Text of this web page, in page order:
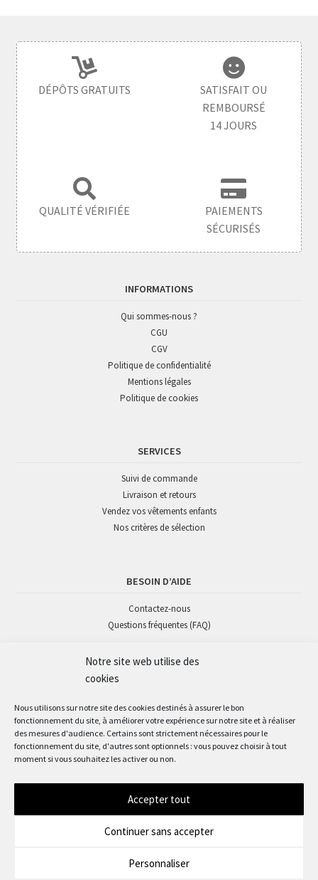
Notre site web utilise des
cookies
Nous utilisons sur notre site des cookies destinés à assurer le bon
fonctionnement du site, à améliorer votre expérience sur notre site et à réaliser
des mesures d'audience. Certains sont strictement nécessaires pour le
fonctionnement du site, d'autres sont optionnels : vous pouvez choisir à tout
moment si vous souhaitez les activer ou non.
Accepter tout
Continuer sans accepter
Personnaliser
DÉPÔTS GRATUITS
SATISFAIT OU
REMBOURSÉ
14 JOURS
QUALITÉ VÉRIFIÉE
PAIEMENTS
SÉCURISÉS
INFORMATIONS
Qui sommes-nous ?
CGU
CGV
Politique de confidentialité
Mentions légales
Politique de cookies
SERVICES
Suivi de commande
Livraison et retours
Vendez vos vêtements enfants
Nos critères de sélection
BESOIN D’AIDE
Contactez-nous
Questions fréquentes (FAQ)
© Okaz'mômes 2022